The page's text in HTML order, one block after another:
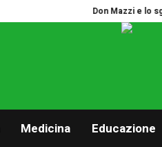
Don Mazzi e lo
Medicina Educazione